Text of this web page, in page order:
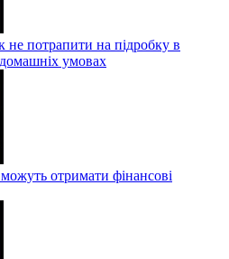
не потрапити на підробку в
домашніх умовах
отримати фінансові